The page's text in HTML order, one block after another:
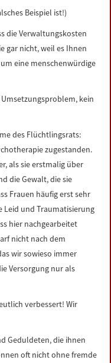
Beispiel ist!)
die Verwaltungskosten
gar nicht, weil es Ihnen
eine menschenwürdige
Umsetzungsproblem, kein
des Flüchtlingsrats:
zugestanden.
als sie erstmalig über
die Gewalt, die sie
Frauen häufig erst sehr
Leid und Traumatisierung
hier nachgearbeitet
nicht nach dem
wir sowieso immer
Versorgung nur als
verbessert! Wir
Geduldeten, die ihnen
oft nicht ohne fremde